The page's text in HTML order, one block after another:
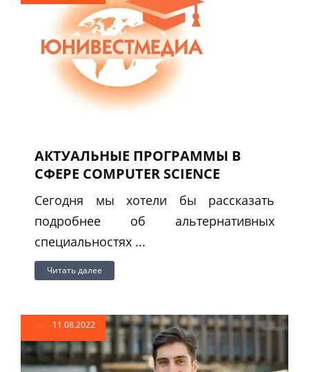
АКТУАЛЬНЫЕ ПРОГРАММЫ В
СФЕРЕ COMPUTER SCIENCE
Сегодня мы хотели бы рассказать
подробнее об альтернативных
специальностях ...
Читать далее
11.08.2022